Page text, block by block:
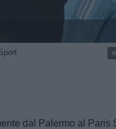
dal Palermo al Paris